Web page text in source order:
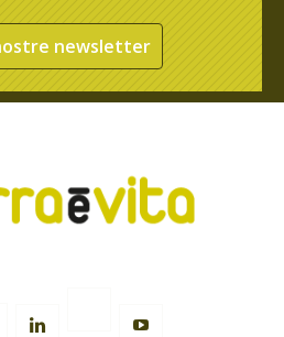
newsletter